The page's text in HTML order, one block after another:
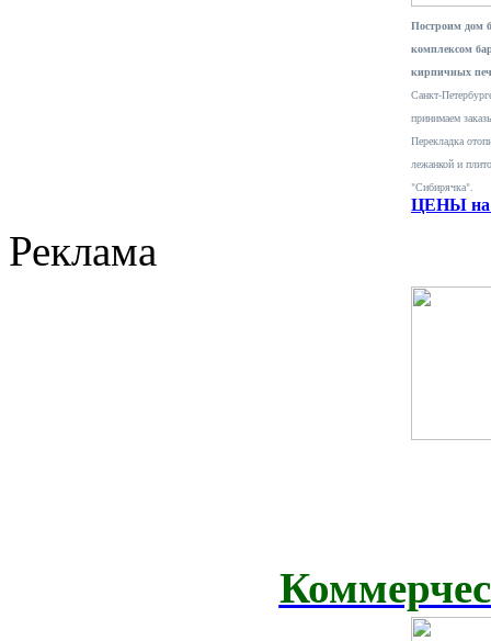
Построим дом
комплексом
кирпичных
Санкт-
принимаем
Перекладка
лежанкой и
"Сибирячка".
ЦЕНЫ на
Реклама